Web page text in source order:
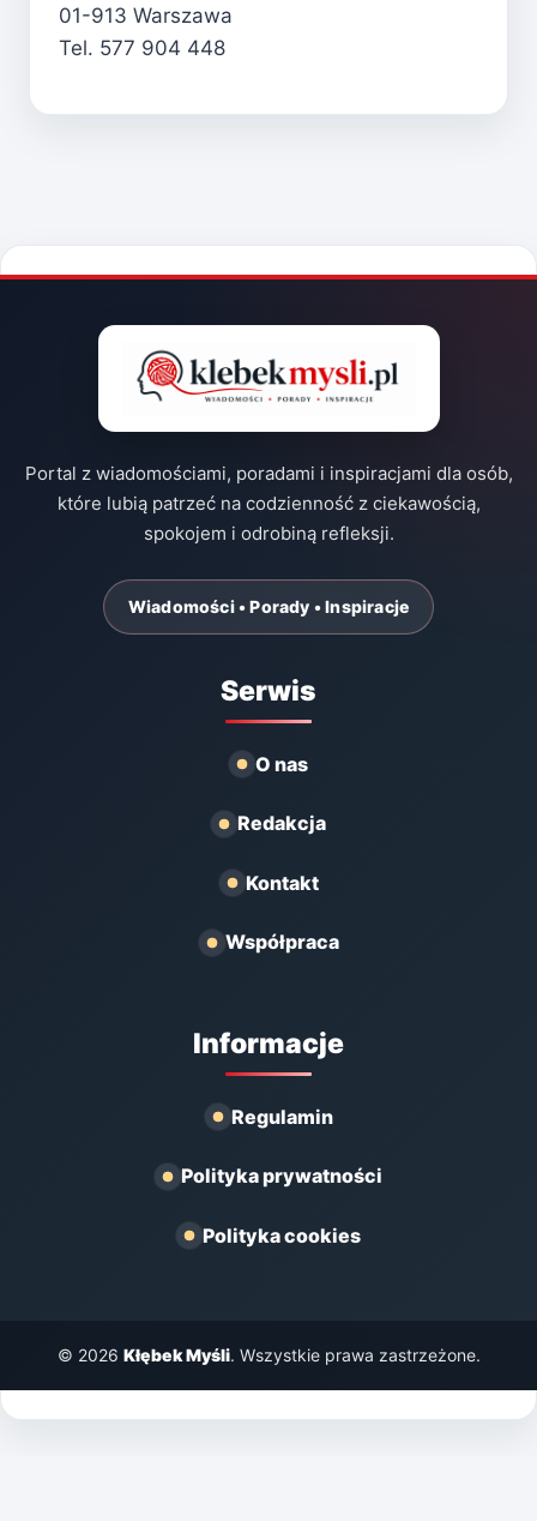
01-913 Warszawa
Tel. 577 904 448
Portal z wiadomościami, poradami i inspiracjami dla osób,
które lubią patrzeć na codzienność z ciekawością,
spokojem i odrobiną refleksji.
Wiadomości • Porady • Inspiracje
Serwis
O nas
Redakcja
Kontakt
Współpraca
Informacje
Regulamin
Polityka prywatności
Polityka cookies
© 2026 Kłębek Myśli. Wszystkie prawa zastrzeżone.